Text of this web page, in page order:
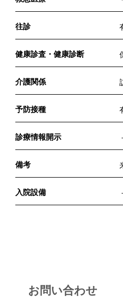
往診
健康診査・健康診断
介護関係
予防接種
診療情報開示
備考
入院設備
お問い合わせ